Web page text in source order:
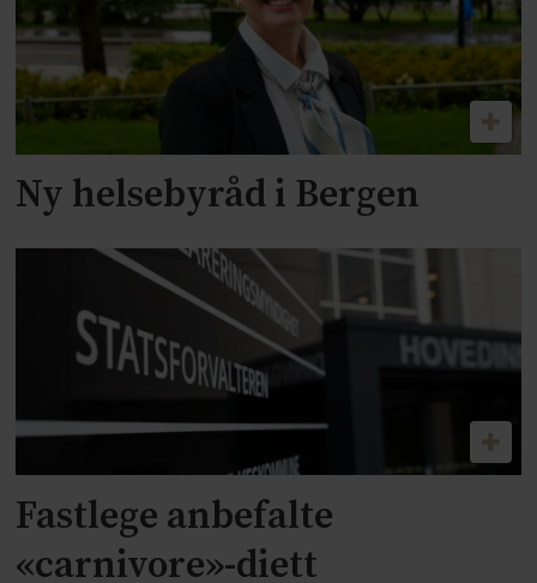
Ny helsebyråd i Bergen
Fastlege anbefalte
«carnivore»-diett